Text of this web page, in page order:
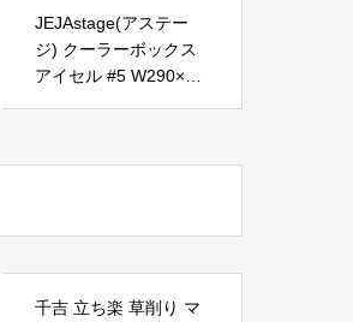
イト付き 通学や通勤、
夜ラン派にお勧め (ゴ
ールド)
JEJAstage(アステー
ジ) クーラーボックス
アイセル #5 W290×D2
千吉 立ち楽 草削り マ